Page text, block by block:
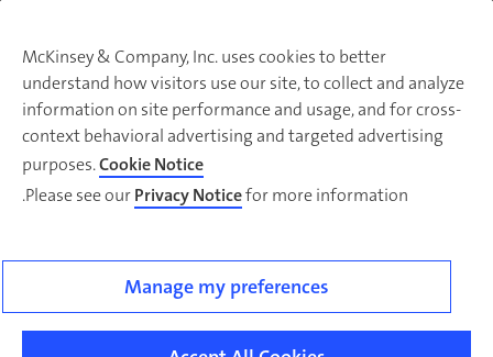
McKinsey & Company, Inc. uses cookies to better
understand how visitors use our site, to collect and analyze
information on site performance and usage, and for cross-
context behavioral advertising and targeted advertising
purposes.Cookie Notice
Please see ourPrivacy Noticefor more information.
Manage my preferences